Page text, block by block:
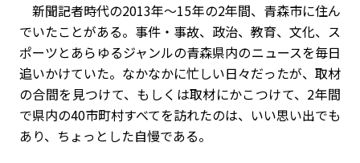
新聞記者時代の2013年〜15年の2年間、青森市に住ん
でいたことがある。事件・事故、政治、教育、文化、ス
ポーツとあらゆるジャンルの青森県内のニュースを毎日
追いかけていた。なかなかに忙しい日々だったが、取材
の合間を見つけて、もしくは取材にかこつけて、2年間
で県内の40市町村すべてを訪れたのは、いい思い出でも
あり、ちょっとした自慢である。